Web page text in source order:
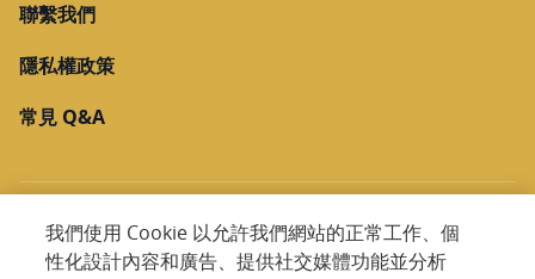
聯繫我們
隱私權政策
常見 Q&A
Copyright @ 2026 Nestlé. All rights reservead.
我們使用 Cookie 以允許我們網站的正常工作、個
性化設計內容和廣告、提供社交媒體功能並分析